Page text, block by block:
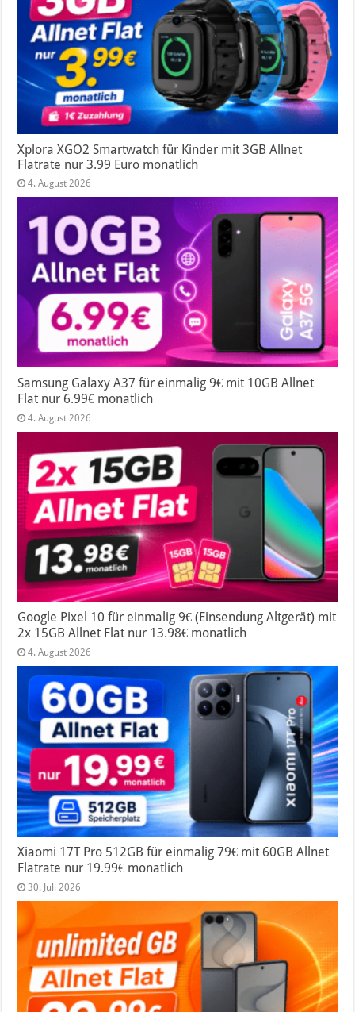
Xplora XGO2 Smartwatch für Kinder mit 3GB Allnet
Flatrate nur 3.99 Euro monatlich
4. August 2026
Samsung Galaxy A37 für einmalig 9€ mit 10GB Allnet
Flat nur 6.99€ monatlich
4. August 2026
Google Pixel 10 für einmalig 9€ (Einsendung Altgerät) mit
2x 15GB Allnet Flat nur 13.98€ monatlich
4. August 2026
Xiaomi 17T Pro 512GB für einmalig 79€ mit 60GB Allnet
Flatrate nur 19.99€ monatlich
30. Juli 2026